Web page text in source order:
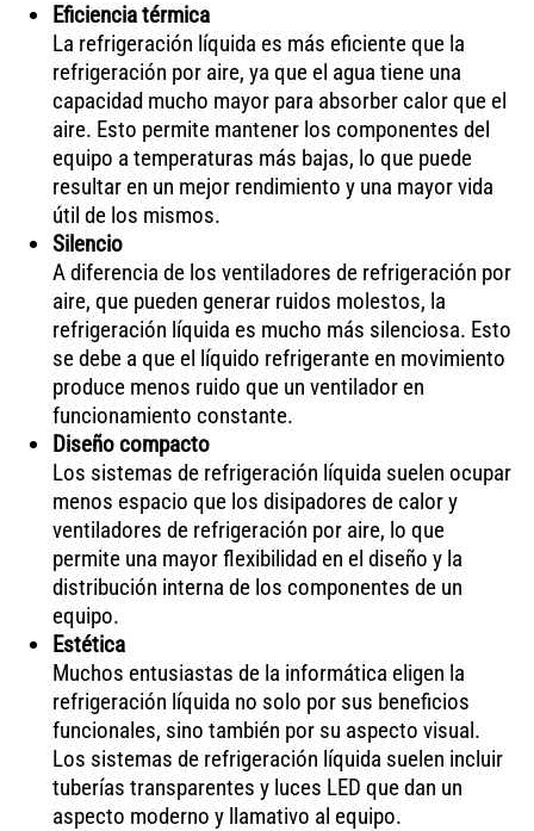
Eficiencia térmica
La refrigeración líquida es más eficiente que la
refrigeración por aire, ya que el agua tiene una
capacidad mucho mayor para absorber calor que el
aire. Esto permite mantener los componentes del
equipo a temperaturas más bajas, lo que puede
resultar en un mejor rendimiento y una mayor vida
útil de los mismos.
Silencio
A diferencia de los ventiladores de refrigeración por
aire, que pueden generar ruidos molestos, la
refrigeración líquida es mucho más silenciosa. Esto
se debe a que el líquido refrigerante en movimiento
produce menos ruido que un ventilador en
funcionamiento constante.
Diseño compacto
Los sistemas de refrigeración líquida suelen ocupar
menos espacio que los disipadores de calor y
ventiladores de refrigeración por aire, lo que
permite una mayor flexibilidad en el diseño y la
distribución interna de los componentes de un
equipo.
Estética
Muchos entusiastas de la informática eligen la
refrigeración líquida no solo por sus beneficios
funcionales, sino también por su aspecto visual.
Los sistemas de refrigeración líquida suelen incluir
tuberías transparentes y luces LED que dan un
aspecto moderno y llamativo al equipo.